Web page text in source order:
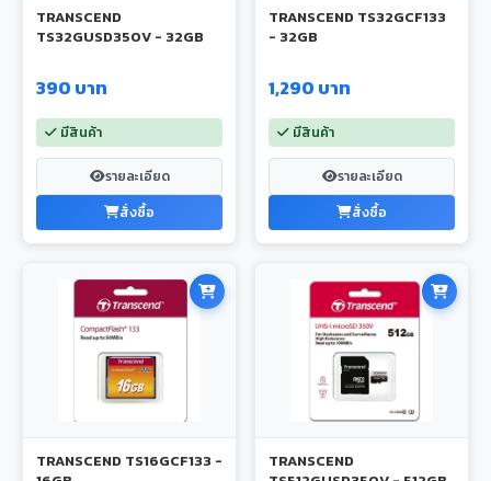
TRANSCEND
TS32GUSD350V - 32GB
390 บาท
มีสินค้า
รายละเอียด
สั่งซื้อ
TRANSCEND TS32GCF133
- 32GB
1,290 บาท
มีสินค้า
รายละเอียด
สั่งซื้อ
TRANSCEND TS16GCF133 -
TRANSCEND